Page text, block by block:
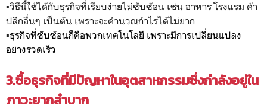
▪️วิธีนี้ใช้ได้กับธุรกิจที่เรียบง่ายไม่ซับซ้อน เช่น อาหาร โรงแรม ค้า
ปลีกอื่นๆ เป็นต้น เพราะจะคำนวณกำไรได้ไม่ยาก
▪️ธุรกิจที่ซับซ้อนก็คือพวกเทคโนโลยี เพราะมีการเปลี่ยนแปลง
อย่างรวดเร็ว
3.ซื้อธุรกิจที่มีปัญหาในอุตสาหกรรมซึ่งกำลังอยู่ใน
ภาวะยากลำบาก